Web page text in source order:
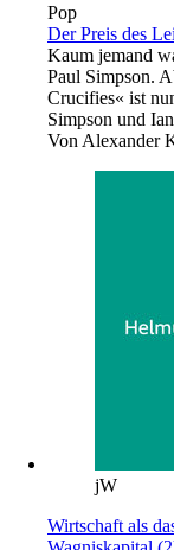
Pop
Der Preis des
Kaum jemand
Paul Simpson.
Crucifies« ist
Simpson und
Von Alexander
jW
Wirtschaft als